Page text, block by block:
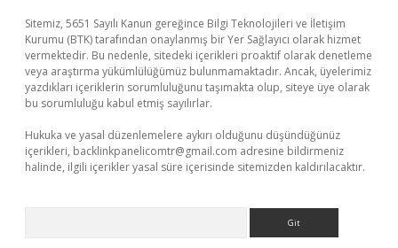
Sitemiz, 5651 Sayılı Kanun gereğince Bilgi Teknolojileri ve İletişim
Kurumu (BTK) tarafından onaylanmış bir Yer Sağlayıcı olarak hizmet
vermektedir. Bu nedenle, sitedeki içerikleri proaktif olarak denetleme
veya araştırma yükümlülüğümüz bulunmamaktadır. Ancak, üyelerimiz
yazdıkları içeriklerin sorumluluğunu taşımakta olup, siteye üye olarak
bu sorumluluğu kabul etmiş sayılırlar.
Hukuka ve yasal düzenlemelere aykırı olduğunu düşündüğünüz
içerikleri, backlinkpanelicomtr@gmail.com adresine bildirmeniz
halinde, ilgili içerikler yasal süre içerisinde sitemizden kaldırılacaktır.